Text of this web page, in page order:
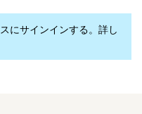
にサインインする。詳し